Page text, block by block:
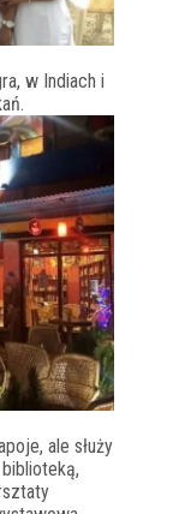
w Indiach i
ale służy